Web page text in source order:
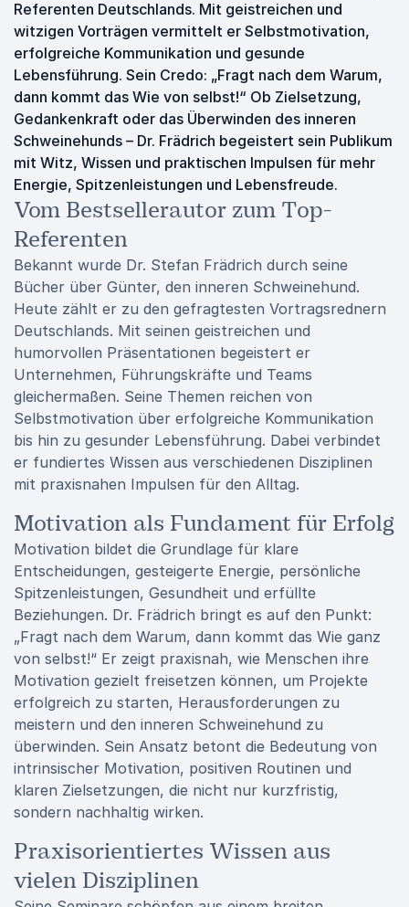
Referenten Deutschlands. Mit geistreichen und
witzigen Vorträgen vermittelt er Selbstmotivation,
erfolgreiche Kommunikation und gesunde
Lebensführung. Sein Credo: „Fragt nach dem Warum,
dann kommt das Wie von selbst!“ Ob Zielsetzung,
Gedankenkraft oder das Überwinden des inneren
Schweinehunds – Dr. Frädrich begeistert sein Publikum
mit Witz, Wissen und praktischen Impulsen für mehr
Energie, Spitzenleistungen und Lebensfreude.
Vom Bestsellerautor zum Top-
Referenten
Bekannt wurde Dr. Stefan Frädrich durch seine
Bücher über Günter, den inneren Schweinehund.
Heute zählt er zu den gefragtesten Vortragsrednern
Deutschlands. Mit seinen geistreichen und
humorvollen Präsentationen begeistert er
Unternehmen, Führungskräfte und Teams
gleichermaßen. Seine Themen reichen von
Selbstmotivation über erfolgreiche Kommunikation
bis hin zu gesunder Lebensführung. Dabei verbindet
er fundiertes Wissen aus verschiedenen Disziplinen
mit praxisnahen Impulsen für den Alltag.
Motivation als Fundament für Erfolg
Motivation bildet die Grundlage für klare
Entscheidungen, gesteigerte Energie, persönliche
Spitzenleistungen, Gesundheit und erfüllte
Beziehungen. Dr. Frädrich bringt es auf den Punkt:
„Fragt nach dem Warum, dann kommt das Wie ganz
von selbst!“ Er zeigt praxisnah, wie Menschen ihre
Motivation gezielt freisetzen können, um Projekte
erfolgreich zu starten, Herausforderungen zu
meistern und den inneren Schweinehund zu
überwinden. Sein Ansatz betont die Bedeutung von
intrinsischer Motivation, positiven Routinen und
klaren Zielsetzungen, die nicht nur kurzfristig,
sondern nachhaltig wirken.
Praxisorientiertes Wissen aus
vielen Disziplinen